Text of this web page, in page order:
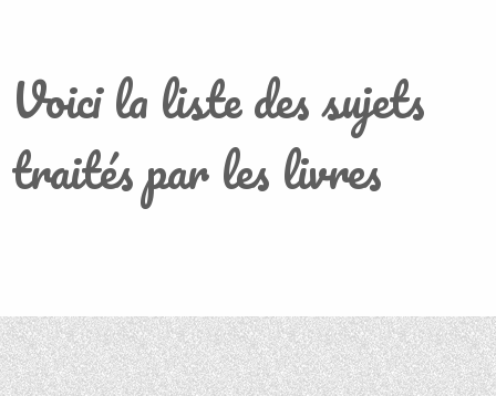
Voici la liste des sujets
traités par les livres